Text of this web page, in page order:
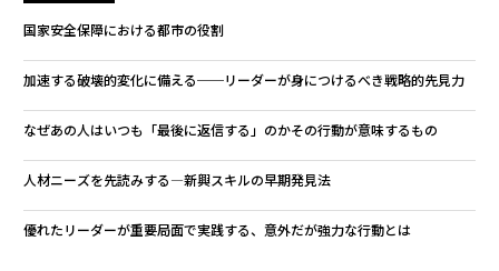
国家安全保障における都市の役割
加速する破壊的変化に備える──リーダーが身につけるべき戦略的先見力
なぜあの人はいつも「最後に返信する」のか――その行動が意味するもの
人材ニーズを先読みする―新興スキルの早期発見法
優れたリーダーが重要局面で実践する、意外だが強力な行動とは